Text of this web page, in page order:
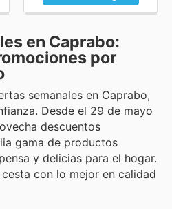
en Caprabo:
por
semanales en Caprabo,
Desde el 29 de mayo
descuentos
gama de productos
y delicias para el hogar.
con lo mejor en calidad